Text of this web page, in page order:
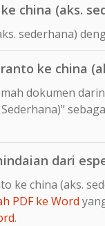
china (aks.
sederhana)
ke china
dokumen
dari
ke china (aks.
PDF ke Word
.